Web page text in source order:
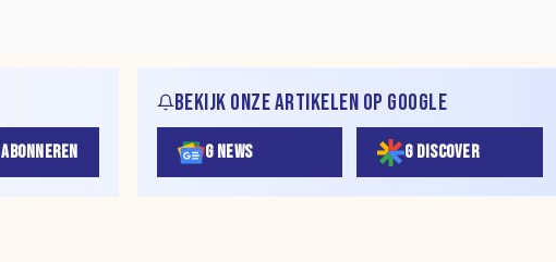
ABONNEREN
BEKIJK ONZE ARTIKELEN OP GOOGLE
G NEWS G DISCOVER